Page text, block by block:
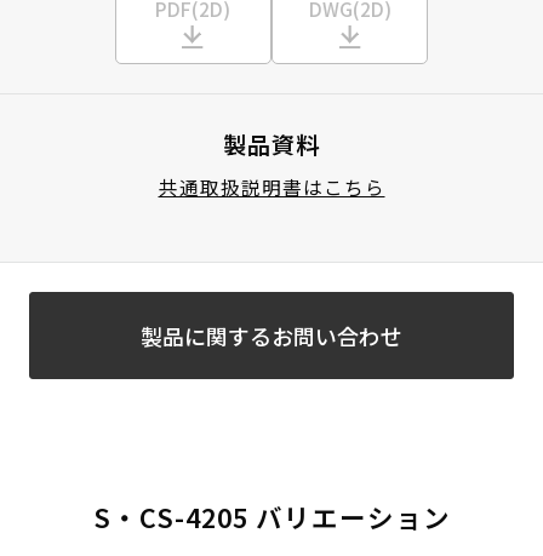
PDF(2D) DWG(2D)
製品資料
共通取扱説明書はこちら
製品に関するお問い合わせ
S・CS-4205 バリエーション